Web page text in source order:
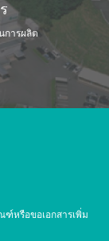
การผลิต
หรือขอเอกสารเพิ่ม